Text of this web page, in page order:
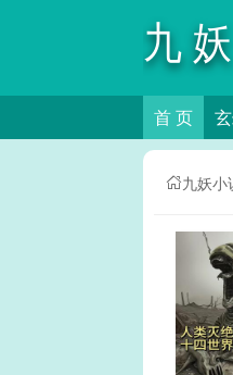
九
首 页
九妖小